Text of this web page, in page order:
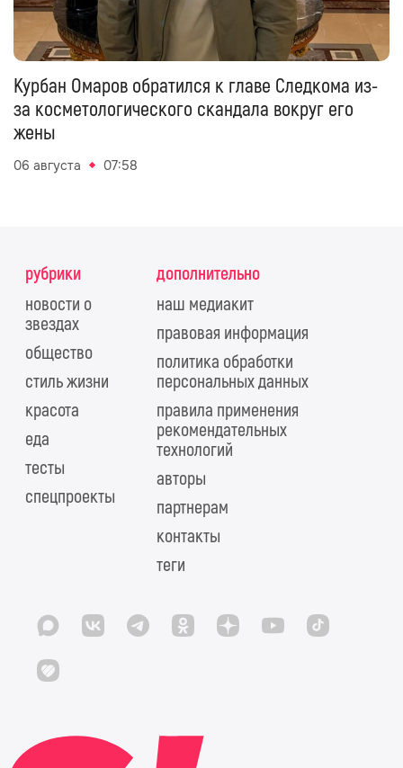
Курбан Омаров обратился к главе Следкома из-
за косметологического скандала вокруг его
жены
06 августа 07:58
рубрики
новости о
звездах
общество
стиль жизни
красота
еда
тесты
спецпроекты
дополнительно
наш медиакит
правовая информация
политика обработки
персональных данных
правила применения
рекомендательных
технологий
авторы
партнерам
контакты
теги